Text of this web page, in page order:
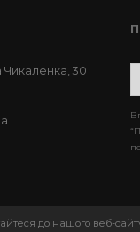
Чикаленка, 30
до нашого веб-